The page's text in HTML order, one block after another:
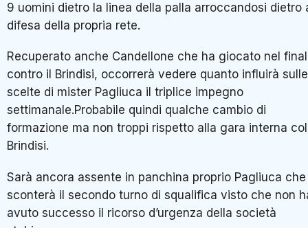
9 uomini dietro la linea della palla arroccandosi dietro
difesa della propria rete.
Recuperato anche Candellone che ha giocato nel
contro il Brindisi, occorrerà vedere quanto influirà sulle
scelte di mister Pagliuca il triplice impegno
settimanale.Probabile quindi qualche cambio di
formazione ma non troppi rispetto alla gara interna col
Brindisi.
Sarà ancora assente in panchina proprio Pagliuca che
sconterà il secondo turno di squalifica visto che non
avuto successo il ricorso d’urgenza della società